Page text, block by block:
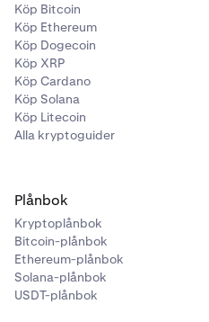
Köp Bitcoin
Köp Ethereum
Köp Dogecoin
Köp XRP
Köp Cardano
Köp Solana
Köp Litecoin
Alla kryptoguider
Plånbok
Kryptoplånbok
Bitcoin-plånbok
Ethereum-plånbok
Solana-plånbok
USDT-plånbok